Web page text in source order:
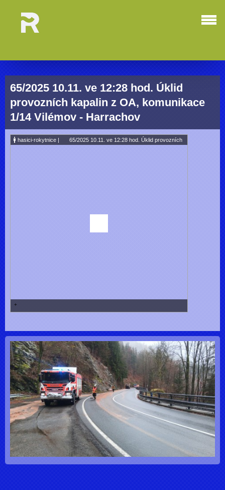
65/2025 10.11. ve 12:28 hod. Úklid
provozních kapalin z OA, komunikace
1/14 Vilémov - Harrachov